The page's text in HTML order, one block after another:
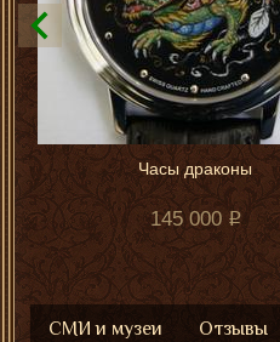
Часы драконы
145 000
СМИ и музеи Отзывы